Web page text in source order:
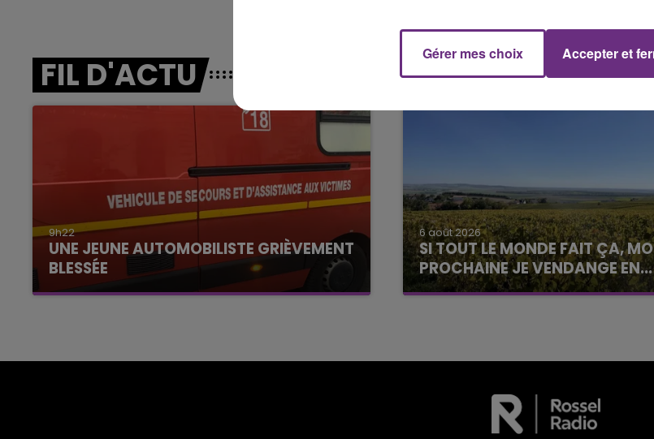
FIL D'ACTU
9h22
UNE JEUNE AUTOMOBILISTE GRIÈVEMENT
BLESSÉE
Une automobiliste s'est retrouvée piégée dans
6 août 2026
SI TOUT LE MONDE FAIT ÇA,
PROCHAINE JE VENDANGE EN...
La vendange en Champagne a
Gérer mes choix Accepter et